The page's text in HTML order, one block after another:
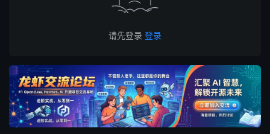
请先登录 登录